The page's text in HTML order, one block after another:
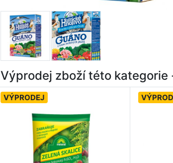
Výprodej zboží této kategorie
VÝPRODEJ